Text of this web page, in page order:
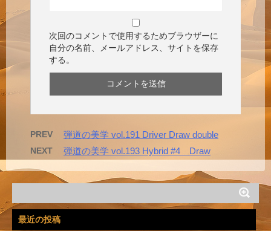
次回のコメントで使用するためブラウザーに
自分の名前、メールアドレス、サイトを保存
する。
PREV 弾道の美学 vol.191 Driver Draw double
NEXT 弾道の美学 vol.193 Hybrid #4 Draw
最近の投稿